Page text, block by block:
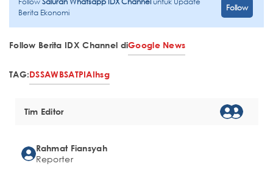
Berita Ekonomi
Follow
Follow Berita IDX Channel diGoogle News
TAG:DSSAWBSATPIAIhsg
Tim Editor
Rahmat Fiansyah
Reporter